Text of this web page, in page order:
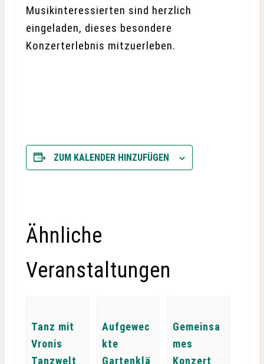
Musikinteressierten sind herzlich
eingeladen, dieses besondere
Konzerterlebnis mitzuerleben.
ZUM KALENDER HINZUFÜGEN
Ähnliche
Veranstaltungen
Tanz mit
Vronis
Tanzwelt
Aufgewec
kte
Gartenklä
Gemeinsa
mes
Konzert